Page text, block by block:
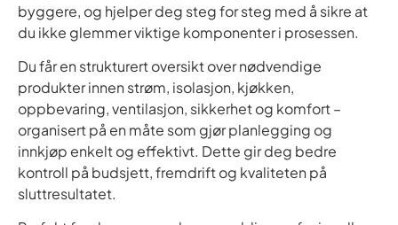
byggere, og hjelper deg steg for steg med å sikre at
du ikke glemmer viktige komponenter i prosessen.
Du får en strukturert oversikt over nødvendige
produkter innen strøm, isolasjon, kjøkken,
oppbevaring, ventilasjon, sikkerhet og komfort –
organisert på en måte som gjør planlegging og
innkjøp enkelt og effektivt. Dette gir deg bedre
kontroll på budsjett, fremdrift og kvaliteten på
sluttresultatet.